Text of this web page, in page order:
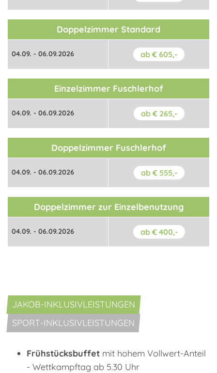
Doppelzimmer Standard
04.09. - 06.09.2026 ab € 605,-
Einzelzimmer Fuschlerhof
04.09. - 06.09.2026 ab € 265,-
Doppelzimmer Fuschlerhof
04.09. - 06.09.2026 ab € 555,-
Doppelzimmer zur Einzelbenutzung
04.09. - 06.09.2026 ab € 400,-
JAKOB-INKLUSIVLEISTUNGEN
SPORT-INKLUSIVLEISTUNGEN
Frühstücksbuffet mit hohem Vollwert-Anteil
- Wettkampftag ab 5.30 Uhr